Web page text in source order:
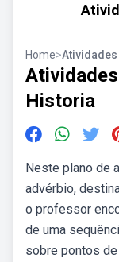
Home>Atividades
Historia
Neste plano de
advérbio,
o professor
de uma
sobre pontos